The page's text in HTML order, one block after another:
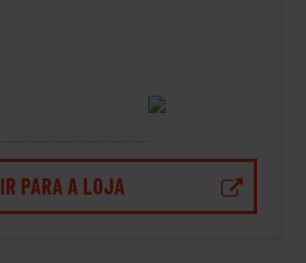
IR PARA A LOJA